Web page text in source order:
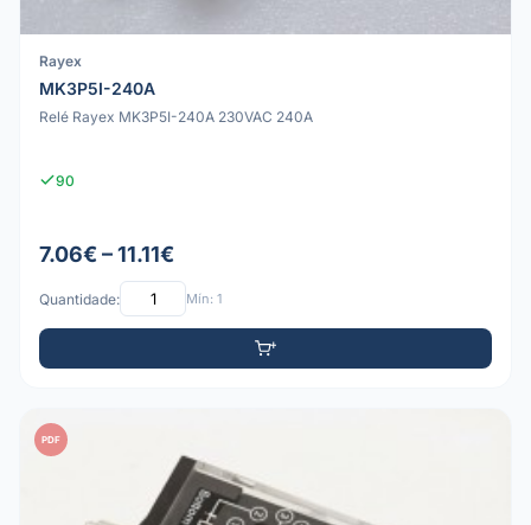
Rayex
MK3P5I-240A
Relé Rayex MK3P5I-240A 230VAC 240A
90
7.06€ – 11.11€
Quantidade: Mín: 1
PDF